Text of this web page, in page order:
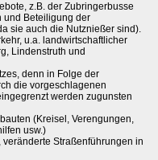
z.B. der Zubringerbusse
und Beteiligung der
sie auch die Nutznießer sind).
u.a. landwirtschaftlicher
Lindenstruth und
denn in Folge der
die vorgeschlagenen
werden zugunsten
(Kreisel, Verengungen,
usw.)
Straßenführungen in